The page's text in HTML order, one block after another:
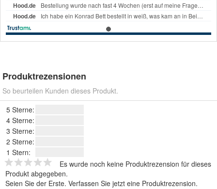
Produktrezensionen
So beurteilen Kunden dieses Produkt.
5 Sterne:
4 Sterne:
3 Sterne:
2 Sterne:
1 Stern:
Es wurde noch keine Produktrezension für dieses
Produkt abgegeben.
Seien Sie der Erste. Verfassen Sie jetzt eine Produktrezension.